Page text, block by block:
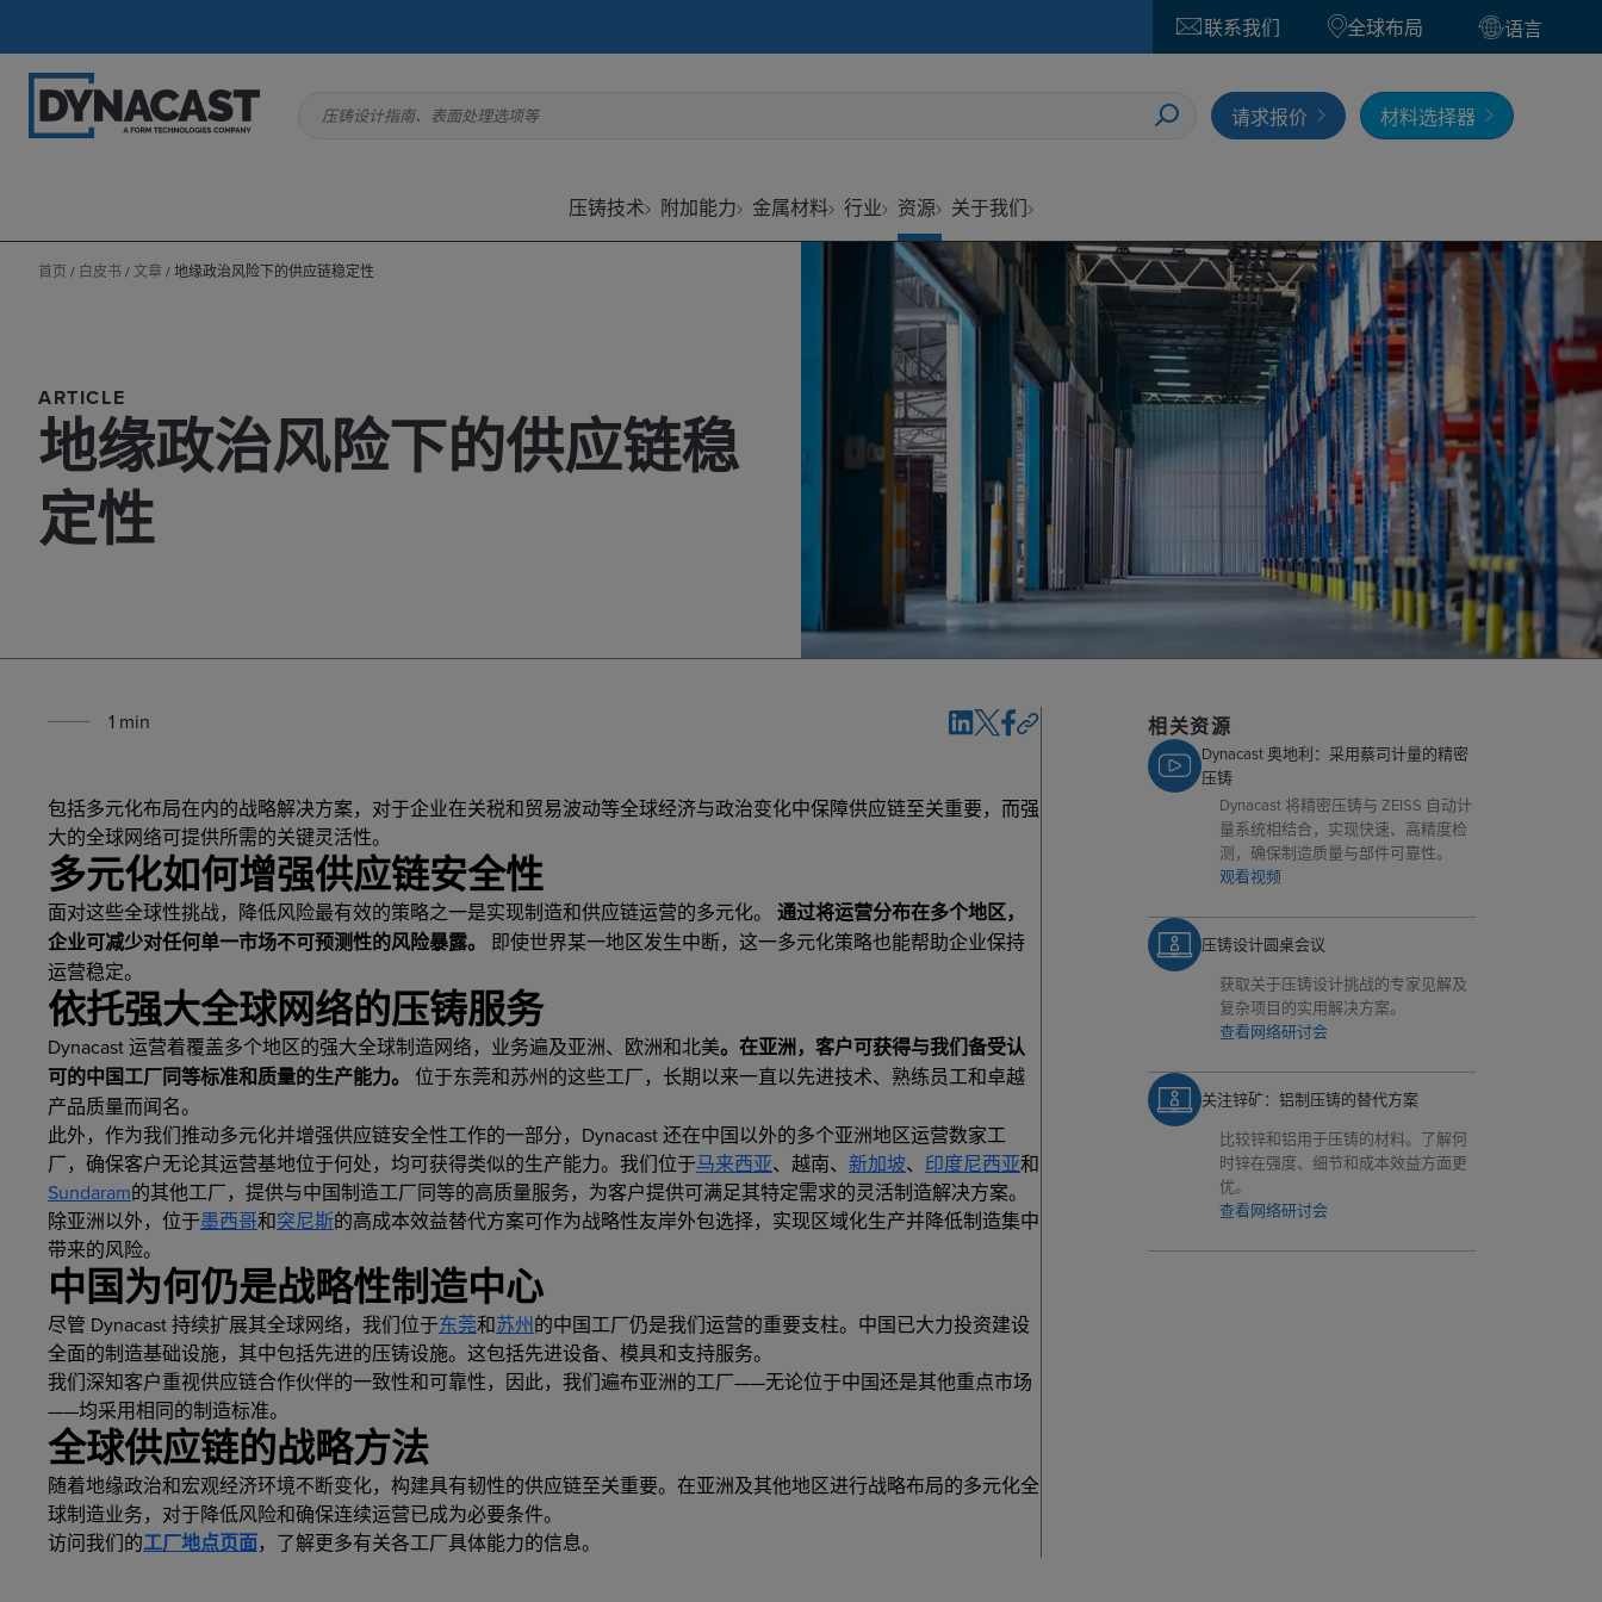
联系我们 全球布局 语言
压铸设计指南、表面处理选项等 请求报价 材料选择器
压铸技术 附加能力 金属材料 行业 资源 关于我们
首页 / 白皮书 / 文章 /地缘政治风险下的供应链稳定性
ARTICLE
地缘政治风险下的供应链稳
定性
1 min
包括多元化布局在内的战略解决方案，对于企业在关税和贸易波动等全球经济与政治变化中保障供应链至关重要，而强
大的全球网络可提供所需的关键灵活性。
多元化如何增强供应链安全性
面对这些全球性挑战，降低风险最有效的策略之一是实现制造和供应链运营的多元化。 通过将运营分布在多个地区，
企业可减少对任何单一市场不可预测性的风险暴露。
即使世界某一地区发生中断，这一多元化策略也能帮助企业保持
运营稳定。
依托强大全球网络的压铸服务
Dynacast 运营着覆盖多个地区的强大全球制造网络，业务遍及亚洲、欧洲和北美。在亚洲，客户可获得与我们备受认
可的中国工厂同等标准和质量的生产能力。
位于东莞和苏州的这些工厂，长期以来一直以先进技术、熟练员工和卓越
产品质量而闻名。
此外，作为我们推动多元化并增强供应链安全性工作的一部分，Dynacast 还在中国以外的多个亚洲地区运营数家工
厂，确保客户无论其运营基地位于何处，均可获得类似的生产能力。我们位于马来西亚、越南、 新加坡、 印度尼西亚和
Sundaram的其他工厂，提供与中国制造工厂同等的高质量服务，为客户提供可满足其特定需求的灵活制造解决方案。
除亚洲以外，位于墨西哥和突尼斯的高成本效益替代方案可作为战略性友岸外包选择，实现区域化生产并降低制造集中
带来的风险。
中国为何仍是战略性制造中心
尽管 Dynacast 持续扩展其全球网络，我们位于东莞和苏州的中国工厂仍是我们运营的重要支柱。中国已大力投资建设
全面的制造基础设施，其中包括先进的压铸设施。这包括先进设备、模具和支持服务。
我们深知客户重视供应链合作伙伴的一致性和可靠性，因此，我们遍布亚洲的工厂——无论位于中国还是其他重点市场
——均采用相同的制造标准。
全球供应链的战略方法
随着地缘政治和宏观经济环境不断变化，构建具有韧性的供应链至关重要。在亚洲及其他地区进行战略布局的多元化全
球制造业务，对于降低风险和确保连续运营已成为必要条件。
访问我们的工厂地点页面，了解更多有关各工厂具体能力的信息。
相关资源
Dynacast 奥地利：采用蔡司计量的精密
压铸
Dynacast 将精密压铸与 ZEISS 自动计
量系统相结合，实现快速、高精度检
测，确保制造质量与部件可靠性。
观看视频
压铸设计圆桌会议
获取关于压铸设计挑战的专家见解及
复杂项目的实用解决方案。
查看网络研讨会
关注锌矿：铝制压铸的替代方案
比较锌和铝用于压铸的材料。了解何
时锌在强度、细节和成本效益方面更
优。
查看网络研讨会